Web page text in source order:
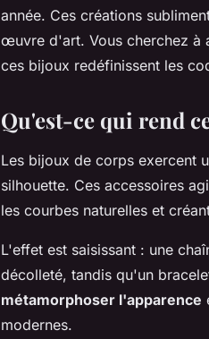
année. Ces créations
œuvre d'art. Vous cherchez à
ces bijoux redéfinissent les
Qu'est-ce qui rend
Les bijoux de corps exercent
silhouette. Ces accessoires
les courbes naturelles et
L'effet est saisissant : une
décolleté, tandis qu'un
métamorphoser l'apparence
modernes.